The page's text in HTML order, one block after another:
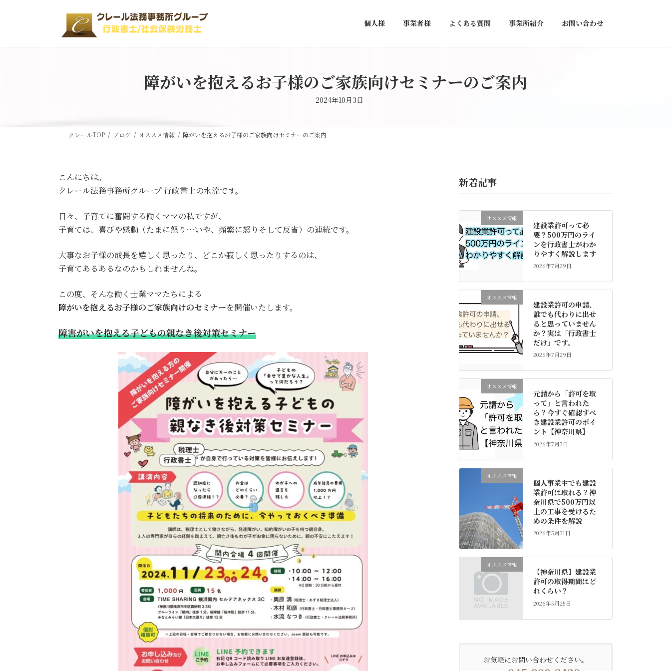
個人様 事業者様 よくある質問 事業所紹介 お問い合わせ
障がいを抱えるお子様のご家族向けセミナーのご案内
2024年10月3日
クレールTOP ブログ オススメ情報 障がいを抱えるお子様のご家族向けセミナーのご案内
こんにちは。
クレール法務事務所グループ 行政書士の水流です。
日々、子育てに奮闘する働くママの私ですが、
子育ては、喜びや感動（たまに怒り…いや、頻繁に怒りそして反省）の連続です。
大事なお子様の成長を嬉しく思ったり、どこか寂しく思ったりするのは、
子育てあるあるなのかもしれませんね。
この度、そんな働く士業ママたちによる
障がいを抱えるお子様のご家族向けのセミナーを開催いたします。
障害がいを抱える子どもの親なき後対策セミナー
新着記事
オススメ情報
建設業許可って必
要？500万円のライ
ンを行政書士がわか
りやすく解説します
2026年7月29日
オススメ情報
建設業許可の申請、
誰でも代わりに出せ
ると思っていません
か？実は「行政書士
だけ」です。
2026年7月29日
オススメ情報
元請から「許可を取
って」と言われた
ら？今すぐ確認すべ
き建設業許可のポイ
ント【神奈川県】
2026年7月7日
オススメ情報
個人事業主でも建設
業許可は取れる？神
奈川県で500万円以
上の工事を受けるた
めの条件を解説
2026年5月31日
オススメ情報
【神奈川県】建設業
許可の取得期間はど
れくらい？
2026年5月25日
お気軽にお問い合わせください。